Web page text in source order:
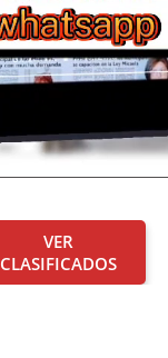
VER
CLASIFICADOS